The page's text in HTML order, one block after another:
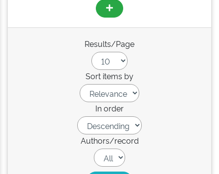
Results/Page
Sort items by
In order
Authors/record